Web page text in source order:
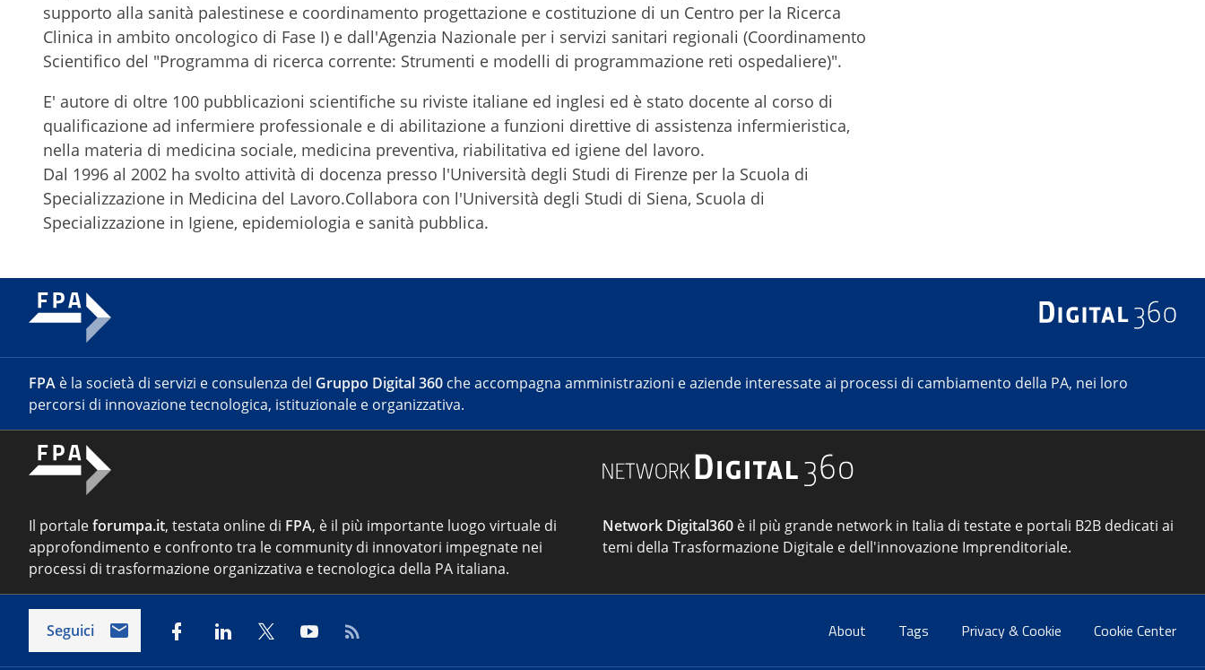
supporto alla sanità palestinese e coordinamento progettazione e costituzione di un Centro per la Ricerca
Clinica in ambito oncologico di Fase I) e dall'Agenzia Nazionale per i servizi sanitari regionali (Coordinamento
Scientifico del "Programma di ricerca corrente: Strumenti e modelli di programmazione reti ospedaliere)".
E' autore di oltre 100 pubblicazioni scientifiche su riviste italiane ed inglesi ed è stato docente al corso di
qualificazione ad infermiere professionale e di abilitazione a funzioni direttive di assistenza infermieristica,
nella materia di medicina sociale, medicina preventiva, riabilitativa ed igiene del lavoro.
Dal 1996 al 2002 ha svolto attività di docenza presso l'Università degli Studi di Firenze per la Scuola di
Specializzazione in Medicina del Lavoro.Collabora con l'Università degli Studi di Siena, Scuola di
Specializzazione in Igiene, epidemiologia e sanità pubblica.
FPA è la società di servizi e consulenza del Gruppo Digital 360 che accompagna amministrazioni e aziende interessate ai processi di cambiamento della PA, nei loro
percorsi di innovazione tecnologica, istituzionale e organizzativa.
Il portaleforumpa.it, testata online di FPA, è il più importante luogo virtuale di
approfondimento e confronto tra le community di innovatori impegnate nei
processi di trasformazione organizzativa e tecnologica della PA italiana.
Network Digital360 è il più grande network in Italia di testate e portali B2B dedicati ai
temi della Trasformazione Digitale e dell'innovazione Imprenditoriale.
Seguici About Tags Privacy & Cookie Cookie Center